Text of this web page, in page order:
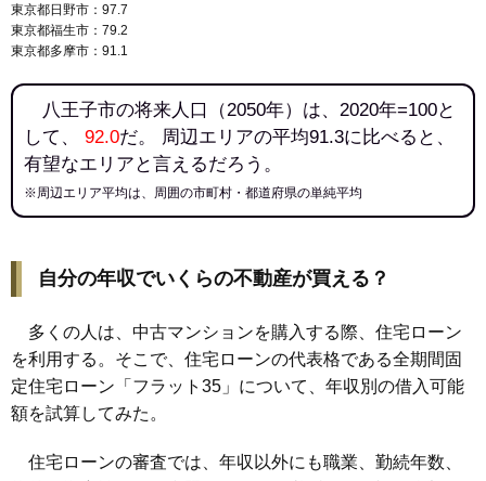
東京都日野市：97.7
東京都福生市：79.2
東京都多摩市：91.1
八王子市の将来人口（2050年）は、2020年=100と
して、 92.0だ。 周辺エリアの平均91.3に比べると、
有望なエリアと言えるだろう。
※周辺エリア平均は、周囲の市町村・都道府県の単純平均
自分の年収でいくらの不動産が買える？
多くの人は、中古マンションを購入する際、住宅ローン
を利用する。そこで、住宅ローンの代表格である全期間固
定住宅ローン「フラット35」について、年収別の借入可能
額を試算してみた。
住宅ローンの審査では、年収以外にも職業、勤続年数、